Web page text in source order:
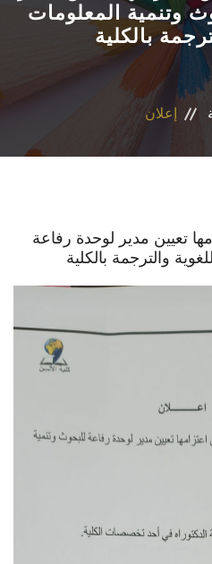
للخطة الاستراتيجية ٢٠٢٤-٢٠٢٩
وتنمية المعلومات
بالكلية
إعلان
تعيين مدير لوحدة رفاعة
والترجمة بالكلية